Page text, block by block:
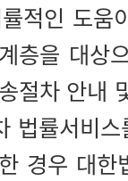
적인 도움
층을 대상
절차 안내
법률서비
경우 대한